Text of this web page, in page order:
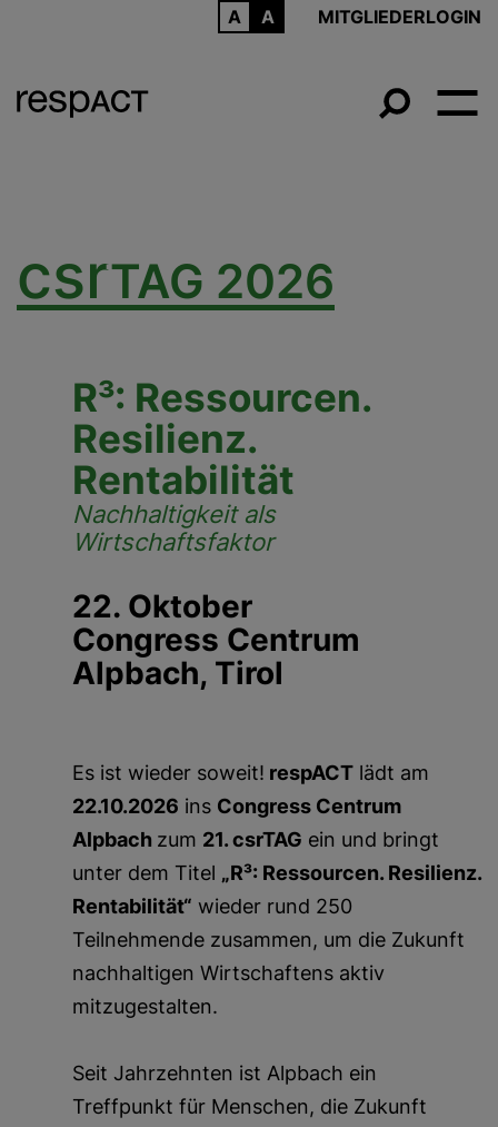
MITGLIEDERLOGIN
csrTAG 2026
R³: Ressourcen.
Resilienz.
Rentabilität
Nachhaltigkeit als
Wirtschaftsfaktor
22. Oktober
Congress Centrum
Alpbach, Tirol
Es ist wieder soweit! respACT lädt am
22.10.2026 ins Congress Centrum
Alpbach zum 21. csrTAG ein und bringt
unter dem Titel „R³: Ressourcen. Resilienz.
Rentabilität“ wieder rund 250
Teilnehmende zusammen, um die Zukunft
nachhaltigen Wirtschaftens aktiv
mitzugestalten.
Seit Jahrzehnten ist Alpbach ein
Treffpunkt für Menschen, die Zukunft